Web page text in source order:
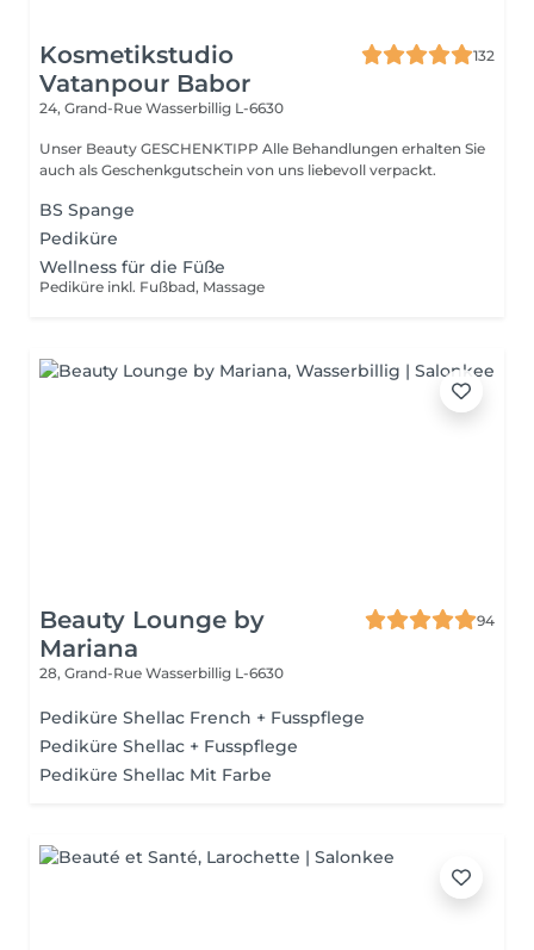
Kosmetikstudio
Vatanpour Babor
132
24, Grand-Rue Wasserbillig L-6630
Unser Beauty GESCHENKTIPP Alle Behandlungen erhalten Sie
auch als Geschenkgutschein von uns liebevoll verpackt.
BS Spange
Pediküre
Wellness für die Füße
Pediküre inkl. Fußbad, Massage
Beauty Lounge by
Mariana
94
28, Grand-Rue Wasserbillig L-6630
Pediküre Shellac French + Fusspflege
Pediküre Shellac + Fusspflege
Pediküre Shellac Mit Farbe